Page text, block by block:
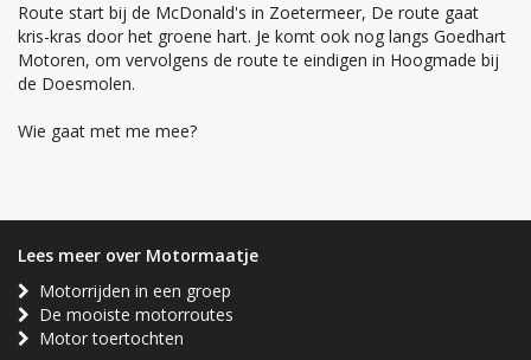
Route start bij de McDonald's in Zoetermeer, De route gaat
kris-kras door het groene hart. Je komt ook nog langs Goedhart
Motoren, om vervolgens de route te eindigen in Hoogmade bij
de Doesmolen.
Wie gaat met me mee?
Lees meer over Motormaatje
Motorrijden in een groep
De mooiste motorroutes
Motor toertochten